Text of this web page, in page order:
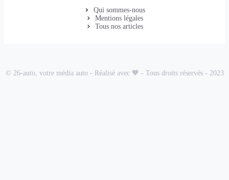
Qui sommes-nous
Mentions légales
Tous nos articles
© 26-auto, votre média auto - Réalisé avec 🧡 - Tous droits réservés - 2023